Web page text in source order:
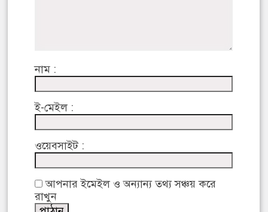
নাম :
ই-মেইল :
ওয়েবসাইট :
আপনার ইমেইল ও অন্যান্য তথ্য সঞ্চয় করে
রাখুন